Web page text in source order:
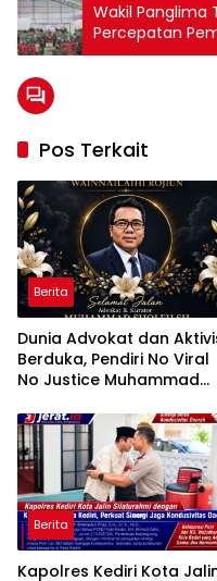
Wakil Panglima
Percepatan
0808/Blitar
Pos Terkait
Berita
Dunia Advokat dan
Berduka, Pendiri No Viral
No Justice Muhammad
Berita
Kapolres Kediri Kota